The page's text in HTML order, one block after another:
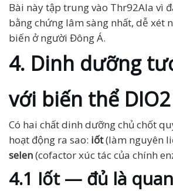
Bài này tập trung vào Thr92Ala vì
bằng chứng lâm sàng nhất, dễ xét
biến ở người Đông Á.
4. Dinh dưỡng
với biến thể
Có hai chất dinh dưỡng chủ chốt
hoạt động ra sao: iốt(làm nguyên
selen(cofactor xúc tác của chính
4.1 Iốt — đủ là